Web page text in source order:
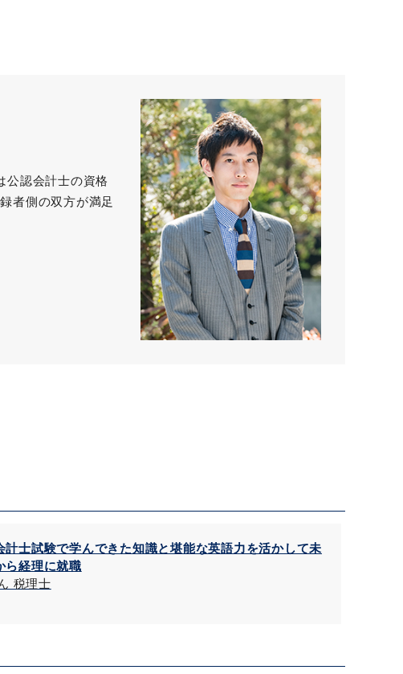
公認会計士の資格
者側の双方が満足
計士試験で学んできた知識と堪能な英語力を活かして未
ら経理に就職
税理士